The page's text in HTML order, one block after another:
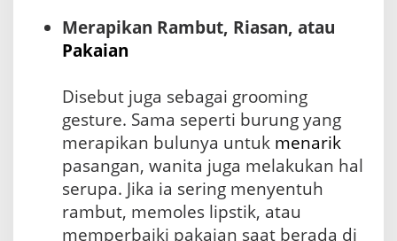
Pakaian
Disebut juga sebagai grooming
gesture. Sama seperti burung yang
merapikan bulunya untuk menarik
pasangan, wanita juga melakukan hal
serupa. Jika ia sering menyentuh
rambut, memoles lipstik, atau
memperbaiki pakaian saat berada di